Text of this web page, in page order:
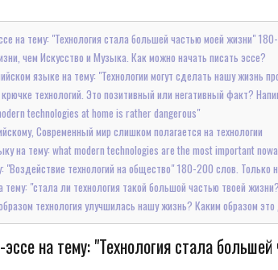
на тему: "Технология стала большей частью моей жизни"
чем Искусство и Музыка. Как можно начать писать эссе?
языке на тему: "Технологии могут сделать нашу жизнь
технологий. Это позитивный или негативный факт?
technologies at home is rather dangerous"
Современный мир слишком полагается на технологии
на тему: what modern technologies are the most important
"Воздействие технологий на общество" 180-200 слов. Только
тему: "стала ли технология такой большой частью твоей
технология улучшилась нашу жизнь? Каким образом
эссе на тему: "Технология стала